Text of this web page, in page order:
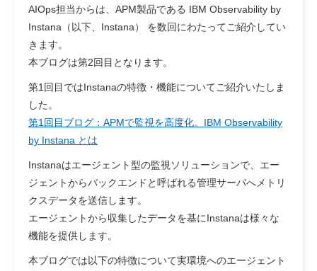
AIOps担当からは、APM製品である IBM Observability by
Instana（以下、Instana） を数回にわたってご紹介してい
きます。
本ブログは第2回目となります。
第1回目ではInstanaの特徴・機能についてご紹介いたしま
した。
第1回目ブログ：APMで監視を高度化。IBM Observability
by Instana とは
Instanaはエージェント型の監視ソリューションで、エー
ジェントからバックエンドと呼ばれる管理サーバへメトリ
クスデータを送信します。
エージェントから収集したデータを基にInstanaは様々な
機能を提供します。
本ブログでは以下の特徴について実環境へのエージェント